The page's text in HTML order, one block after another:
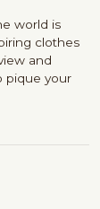
world is
clothes
and
pique your